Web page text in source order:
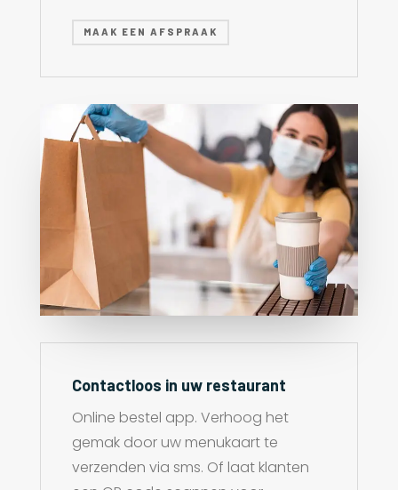
MAAK EEN AFSPRAAK
Contactloos in uw restaurant
Online bestel app. Verhoog het
gemak door uw menukaart te
verzenden via sms. Of laat klanten